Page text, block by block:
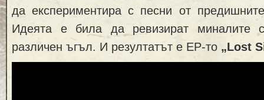
да експериментира с песни от
Идеята е била да ревизират миналите
различен ъгъл. И резултатът е EP-то „Lost